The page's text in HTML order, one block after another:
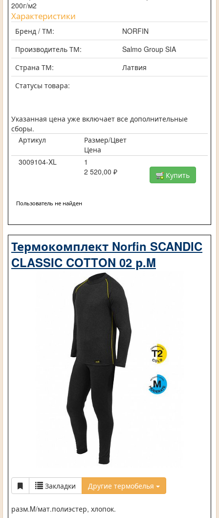
200г/м2
Характеристики
Бренд / ТМ:
NORFIN
Производитель ТМ:
Salmo Group SIA
Страна ТМ:
Латвия
Статусы товара:
Указанная цена уже включает все дополнительные
сборы.
Артикул
Размер/Цвет
Цена
3009104-XL
1
2 520,00 ₽
Купить
Пользователь не найден
Термокомплект Norfin SCANDIC
CLASSIC COTTON 02 р.M
Закладки Другие термобелья
разм.M/мат.полиэстер, хлопок.